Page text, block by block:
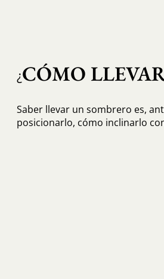
¿CÓMO
Saber llevar un sombrero es,
posicionarlo, cómo inclinarlo